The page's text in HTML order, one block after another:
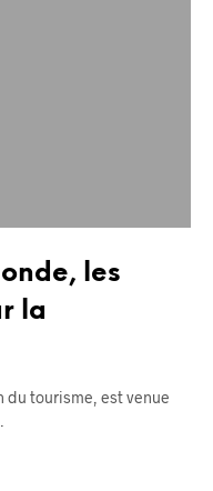
les
la
du tourisme, est venue